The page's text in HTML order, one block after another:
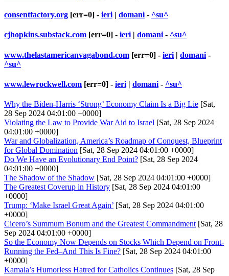
consentfactory.org [err=0] - ieri | domani - ^su^
cjhopkins.substack.com [err=0] - ieri | domani - ^su^
www.thelastamericanvagabond.com [err=0] - ieri | domani -
^su^
www.lewrockwell.com [err=0] - ieri | domani - ^su^
Why the Biden-Harris ‘Strong’ Economy Claim Is a Big Lie [Sat,
28 Sep 2024 04:01:00 +0000]
Violating the Law to Provide War Aid to Israel [Sat, 28 Sep 2024
04:01:00 +0000]
War and Globalization, America’s Roadmap of Conquest, Blueprint
for Global Domination [Sat, 28 Sep 2024 04:01:00 +0000]
Do We Have an Evolutionary End Point? [Sat, 28 Sep 2024
04:01:00 +0000]
The Shadow of the Shadow [Sat, 28 Sep 2024 04:01:00 +0000]
The Greatest Coverup in History [Sat, 28 Sep 2024 04:01:00
+0000]
Trump: ‘Make Israel Great Again’ [Sat, 28 Sep 2024 04:01:00
+0000]
Cicero’s Summum Bonum and the Greatest Commandment [Sat, 28
Sep 2024 04:01:00 +0000]
So the Economy Now Depends on Stocks Which Depend on Front-
Running the Fed–And This Is Fine? [Sat, 28 Sep 2024 04:01:00
+0000]
Kamala’s Humorless Hatred for Catholics Continues [Sat, 28 Sep